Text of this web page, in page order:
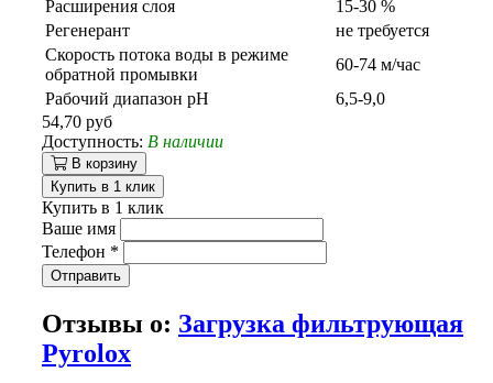
Расширения слоя
15-30 %
Регенерант
не требуется
Скорость потока воды в режиме
обратной промывки
60-74 м/час
Рабочий диапазон рH
6,5-9,0
54,70 руб
Доступность: В наличии
В корзину
Купить в 1 клик
Купить в 1 клик
Ваше имя
Телефон *
Отправить
Отзывы о: Загрузка фильтрующая
Pyrolox